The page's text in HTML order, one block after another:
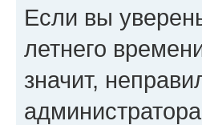
Если вы
летнего
значит,